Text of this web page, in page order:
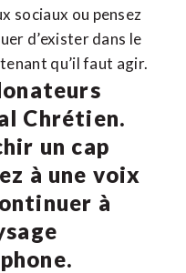
sociaux ou pensez
d’exister dans le
qu’il faut agir.
Chrétien.
un cap
à une voix
à